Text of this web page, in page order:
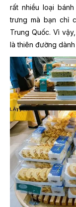
rất nhiều loại
trưng mà bạn chỉ
Trung Quốc. Vì
là thiên đường dành